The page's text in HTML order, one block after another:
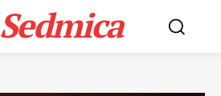
Sedmica